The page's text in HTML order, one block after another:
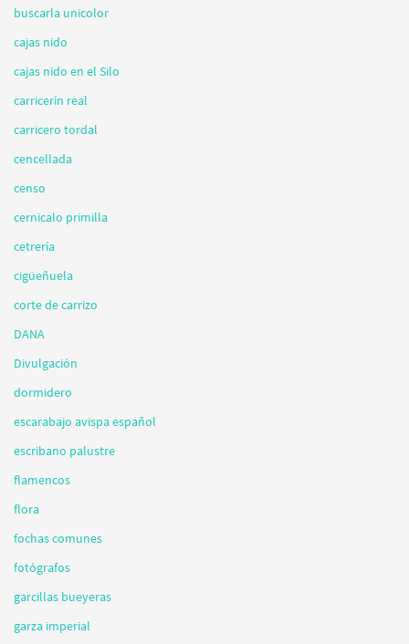
buscarla unicolor
cajas nido
cajas nido en el Silo
carricerín real
carricero tordal
cencellada
censo
cernicalo primilla
cetrería
cigüeñuela
corte de carrizo
DANA
Divulgación
dormidero
escarabajo avispa español
escribano palustre
flamencos
flora
fochas comunes
fotógrafos
garcillas bueyeras
garza imperial